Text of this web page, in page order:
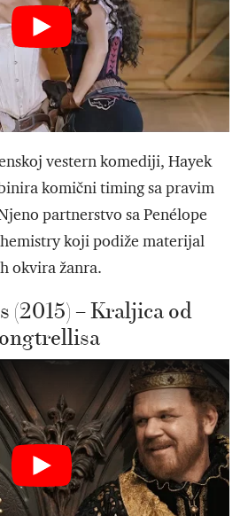
vestern komediji, Hayek
komični timing sa pravim
partnerstvo sa Penélope
koji podiže materijal
okvira žanra.
(2015) – Kraljica od